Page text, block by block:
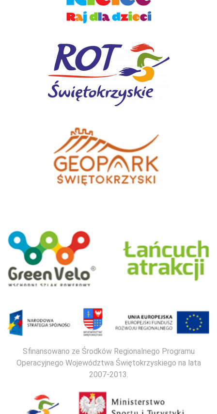
Sfinansowano ze Środków Regionalnego Programu
Operacyjnego Województwa Świętokrzyskiego na lata
2007-2013.